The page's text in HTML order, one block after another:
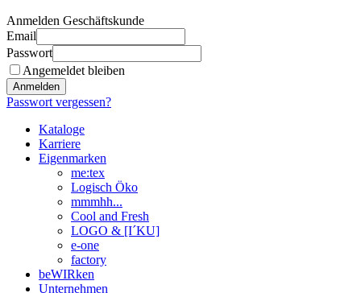
Anmelden Geschäftskunde
Email
Passwort
Angemeldet bleiben
Anmelden
Passwort vergessen?
Kataloge
Karriere
Eigenmarken
me:tex
Logisch Öko
mmmhh...
Cool and Fresh
LOGO & [I´KU]
e-one
factory
beWIRken
Unternehmen